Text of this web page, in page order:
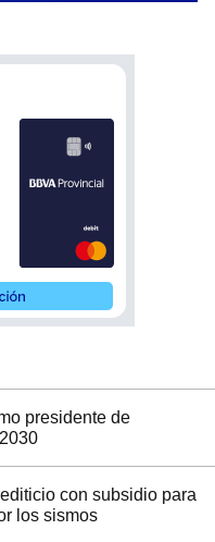
presidente de
con subsidio para
los sismos